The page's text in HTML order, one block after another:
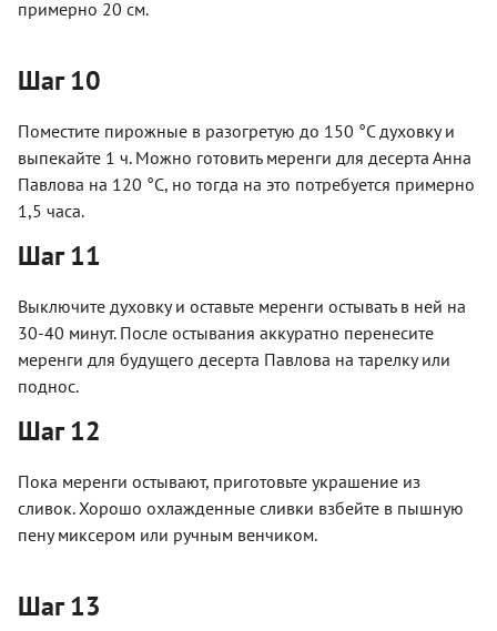
примерно 20 см.
Шаг 10
Поместите пирожные в разогретую до 150 °С духовку и
выпекайте 1 ч. Можно готовить меренги для десерта Анна
Павлова на 120 °С, но тогда на это потребуется примерно
1,5 часа.
Шаг 11
Выключите духовку и оставьте меренги остывать в ней на
30-40 минут. После остывания аккуратно перенесите
меренги для будущего десерта Павлова на тарелку или
поднос.
Шаг 12
Пока меренги остывают, приготовьте украшение из
сливок. Хорошо охлажденные сливки взбейте в пышную
пену миксером или ручным венчиком.
Шаг 13